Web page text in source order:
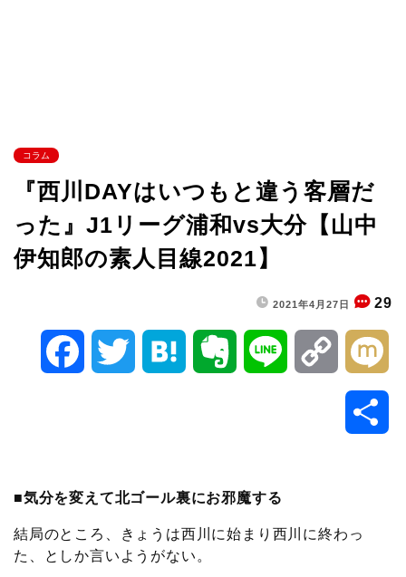
コラム
『西川DAYはいつもと違う客層だ
った』J1リーグ浦和vs大分【山中
伊知郎の素人目線2021】
2021年4月27日 29
e
n n
o
L
■気分を変えて北ゴール裏にお邪魔する
結局のところ、きょうは西川に始まり西川に終わっ
た、としか言いようがない。